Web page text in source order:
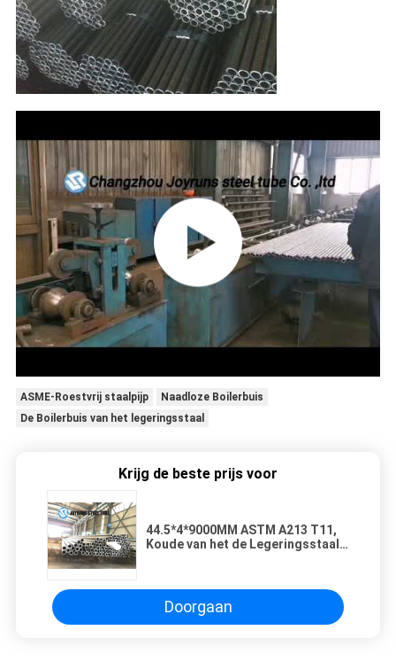
ASME-Roestvrij staalpijp
Naadloze Boilerbuis
De Boilerbuis van het legeringsstaal
Krijg de beste prijs voor
44.5*4*9000MM ASTM A213 T11,
Koude van het de Legeringsstaal
Doorgaan